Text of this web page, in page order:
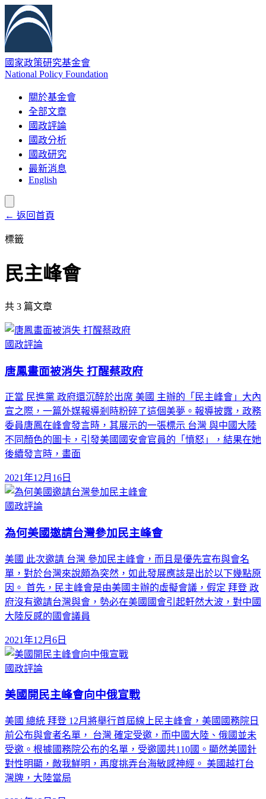
國家政策研究基金會
National Policy Foundation
關於基金會
全部文章
國政評論
國政分析
國政研究
最新消息
English
← 返回首頁
標籤
民主峰會
共 3 篇文章
國政評論
唐鳳畫面被消失 打醒蔡政府
正當 民進黨 政府還沉醉於出席 美國 主辦的「民主峰會」大內
宣之際，一篇外媒報導剎時粉碎了這個美夢。報導披露，政務
委員唐鳳在峰會發言時，其展示的一張標示 台灣 與中國大陸
不同顏色的圖卡，引發美國國安會官員的「憤怒」，結果在她
後續發言時，畫面
2021年12月16日
國政評論
為何美國邀請台灣參加民主峰會
美國 此次邀請 台灣 參加民主峰會，而且是優先宣布與會名
單，對於台灣來說頗為突然，如此發展應該是出於以下幾點原
因。 首先，民主峰會是由美國主辦的虛擬會議，假定 拜登 政
府沒有邀請台灣與會，勢必在美國國會引起軒然大波，對中國
大陸反感的國會議員
2021年12月6日
國政評論
美國開民主峰會向中俄宣戰
美國 總統 拜登 12月將舉行首屆線上民主峰會，美國國務院日
前公布與會者名單， 台灣 確定受邀，而中國大陸、俄國並未
受邀。根據國務院公布的名單，受邀國共110國。顯然美國針
對性明顯，敵我鮮明，再度挑弄台海敏感神經。 美國越打台
灣牌，大陸當局